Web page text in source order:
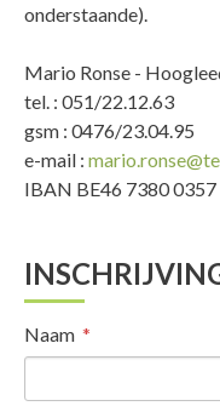
onderstaande).
Mario Ronse -
tel. : 051/22.12.63
gsm : 0476/23.04.95
e-mail :
IBAN BE46 7380 0357
Naam